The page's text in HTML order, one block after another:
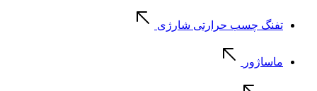
تفنگ چسب حرارتی شارژی
ماساژور